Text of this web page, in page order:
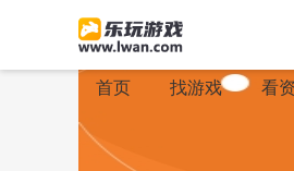
首页 找游戏 看